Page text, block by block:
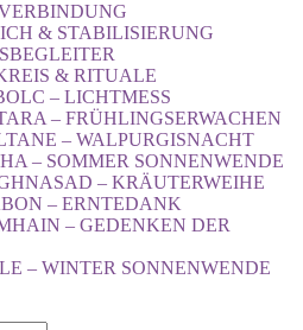
& STABILISIERUNG
& RITUALE
– LICHTMESS
– FRÜHLINGSERWACHEN
– WALPURGISNACHT
– SOMMER SONNENWENDE
– KRÄUTERWEIHE
– ERNTEDANK
– GEDENKEN DER
– WINTER SONNENWENDE